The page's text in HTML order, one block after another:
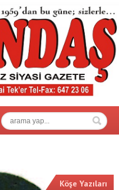
Köşe Yazıları